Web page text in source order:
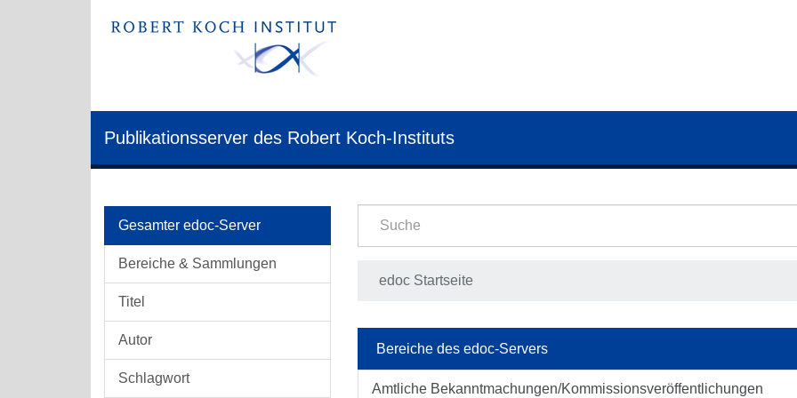
Publikationsserver des Robert Koch-Instituts
Gesamter edoc-Server
Bereiche & Sammlungen
Titel
Autor
Schlagwort
edoc Startseite
Bereiche des edoc-Servers
Amtliche Bekanntmachungen/Kommissionsveröffentlichungen